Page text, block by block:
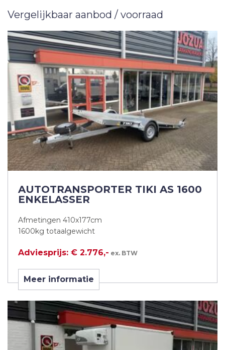
Vergelijkbaar aanbod / voorraad
AUTOTRANSPORTER TIKI AS 1600
ENKELASSER
Afmetingen 410x177cm
1600kg totaalgewicht
Adviesprijs: € 2.776,- ex. BTW
Meer informatie